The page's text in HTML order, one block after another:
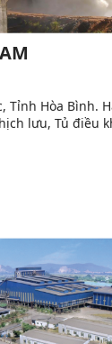
Tỉnh Hòa Bình.
lưu, Tủ điều